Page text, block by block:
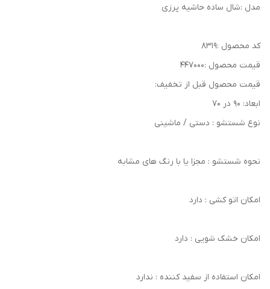
مدل :شال ساده حاشیه پرزی
کد محصول :۸۳۱۹
قیمت محصول :۴۴۷۰۰۰
قیمت محصول قبل از تخفیف:
ابعاد: ۹۰ در ۷۰
نوع شستشو : دستی / ماشینی
نحوه شستشو : مجزا یا با رنگ های مشابه
امکان اتو کشی : دارد
امکان خشک‌ شویی : دارد
امکان استفاده از سفید کننده : ندارد